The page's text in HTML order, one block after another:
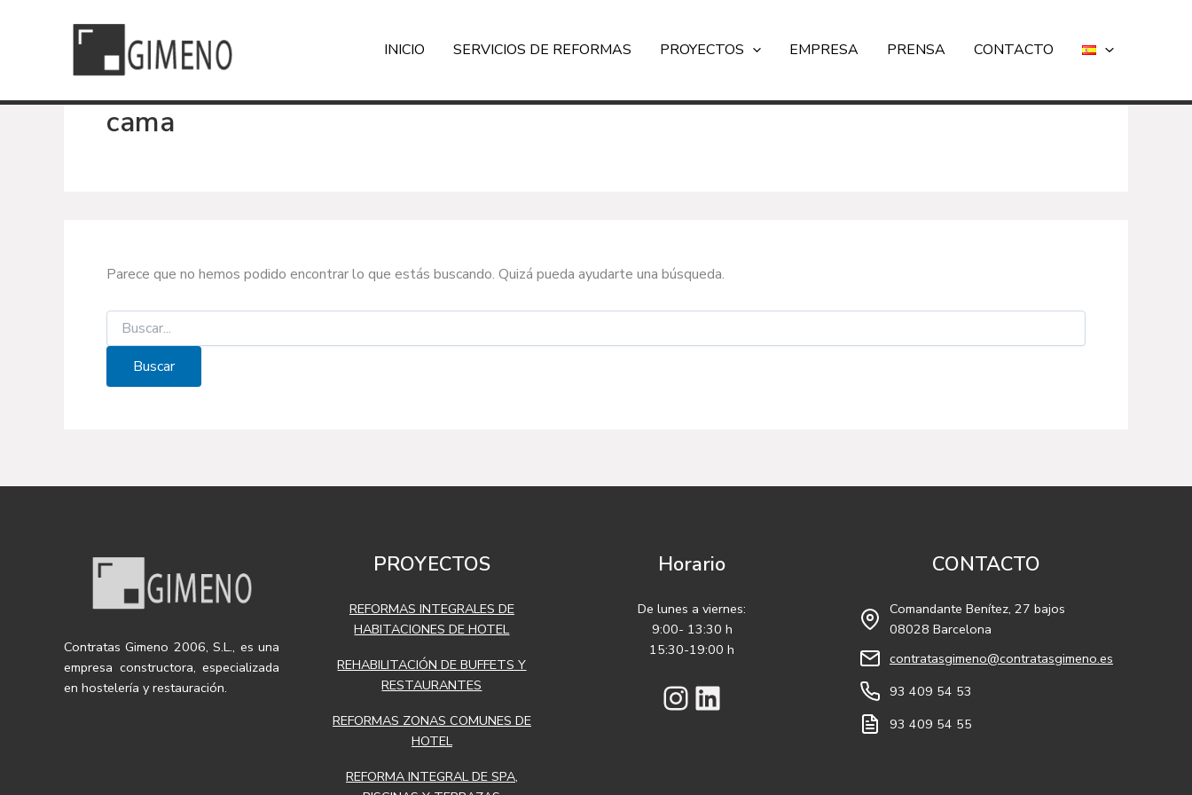
INICIO SERVICIOS DE REFORMAS PROYECTOS EMPRESA PRENSA CONTACTO
cama
Parece que no hemos podido encontrar lo que estás buscando. Quizá pueda ayudarte una búsqueda.
Buscar
por:
Contratas Gimeno 2006, S.L., es una
empresa constructora, especializada
en hostelería y restauración.
PROYECTOS
REFORMAS INTEGRALES DE
HABITACIONES DE HOTEL
REHABILITACIÓN DE BUFFETS Y
RESTAURANTES
REFORMAS ZONAS COMUNES DE
HOTEL
REFORMA INTEGRAL DE SPA,
Horario
De lunes a viernes:
9:00- 13:30 h
15:30-19:00 h
Instagram
LinkedIn
CONTACTO
Comandante Benítez, 27 bajos
08028 Barcelona
contratasgimeno@contratasgimeno.es
93 409 54 53
93 409 54 55